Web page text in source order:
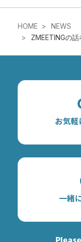
HOME
NEWS
ZMEETINGの
お気
一緒